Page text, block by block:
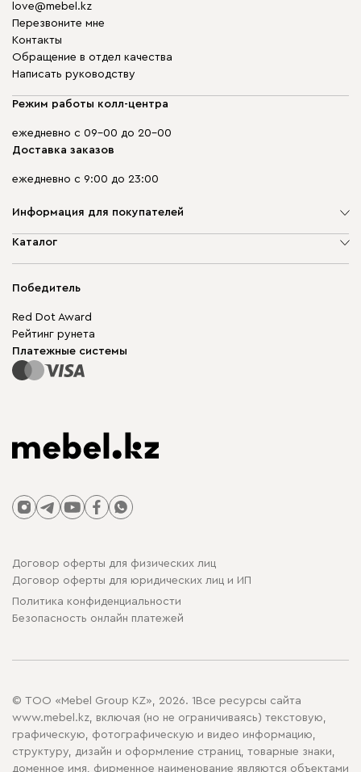
love@mebel.kz
Перезвоните мне
Контакты
Обращение в отдел качества
Написать руководству
Режим работы колл-центра
ежедневно с 09-00 до 20-00
Доставка заказов
ежедневно с 9:00 до 23:00
Информация для покупателей
О компании
Гарантия
Для бизнеса
Карта сайта
Каталог
Корпусная мебель
Модульная мебель
Столы и стулья
Победитель
Red Dot Award
Рейтинг рунета
Платежные системы
Договор оферты для физических лиц
Договор оферты для юридических лиц и ИП
Политика конфиденциальности
Безопасность онлайн платежей
© ТОО «Mebel Group KZ», 2026. 1Все ресурсы сайта
www.mebel.kz, включая (но не ограничиваясь) текстовую,
графическую, фотографическую и видео информацию,
структуру, дизайн и оформление страниц, товарные знаки,
доменное имя, фирменное наименование являются объектами